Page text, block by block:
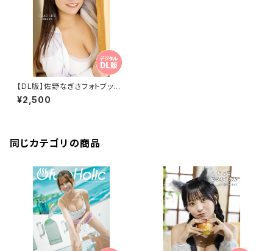
【DL版】佐野なぎさフォトブック
『CHAR LIFE』
¥2,500
同じカテゴリの商品